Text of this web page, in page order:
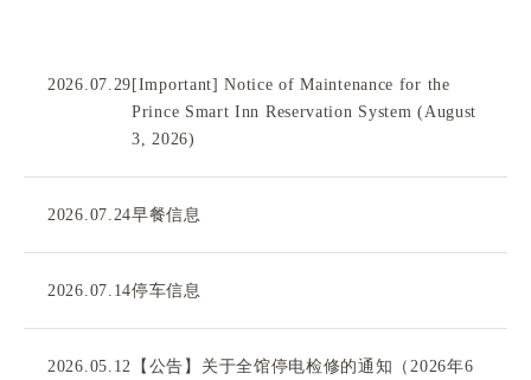
2026.07.29 [Important] Notice of Maintenance for the
Prince Smart Inn Reservation System (August
3, 2026)
2026.07.24早餐信息
2026.07.14停车信息
2026.05.12
【公告】关于全馆停电检修的通知（2026年6